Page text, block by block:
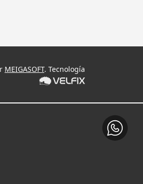
MEIGASOFT. Tecnología